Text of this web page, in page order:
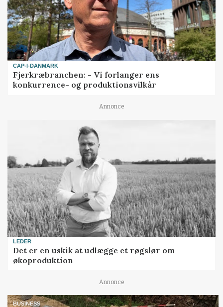
CAP-I-DANMARK
Fjerkræbranchen: - Vi forlanger ens
konkurrence- og produktionsvilkår
Annonce
LEDER
Det er en uskik at udlægge et røgslør om
økoproduktion
Annonce
BUSINESS